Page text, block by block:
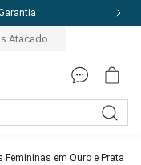
Atacado
Femininas em Ouro e Prata